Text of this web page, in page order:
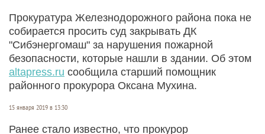
Прокуратура Железнодорожного района пока не
собирается просить суд закрывать ДК
"Сибэнергомаш" за нарушения пожарной
безопасности, которые нашли в здании. Об этом
altapress.ru сообщила старший помощник
районного прокурора Оксана Мухина.
15 января 2019 в 13:30
Ранее стало известно, что прокурор